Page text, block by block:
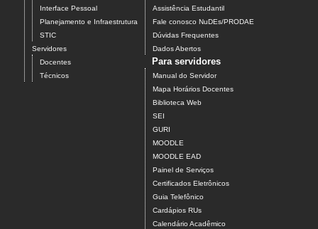
Interface Pessoal
Planejamento e Infraestrutura
STIC
Servidores
Docentes
Técnicos
Assistência Estudantil
Fale conosco NuDEs/PRODAE
Dúvidas Frequentes
Dados Abertos
Para servidores
Manual do Servidor
Mapa Horários Docentes
Biblioteca Web
SEI
GURI
MOODLE
MOODLE EAD
Painel de Serviços
Certificados Eletrônicos
Guia Telefônico
Cardápios RUs
Calendário Acadêmico